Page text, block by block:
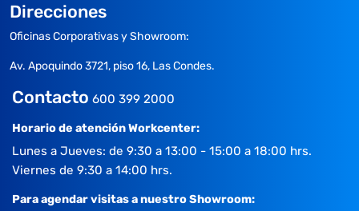
Direcciones
Oficinas Corporativas y Showroom:
Av. Apoquindo 3721, piso 16, Las Condes.
Contacto 600 399 2000
Horario de atención Workcenter:
Lunes a Jueves: de 9:30 a 13:00 - 15:00 a 18:00 hrs.
Viernes de 9:30 a 14:00 hrs.
Para agendar visitas a nuestro Showroom: